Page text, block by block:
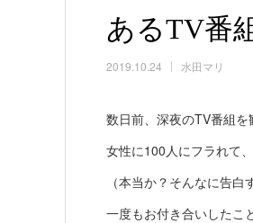
あるTV番
2019.10.24 水田マリ
数日前、深夜のTV番組を
女性に100人にフラれて、
（本当か？そんなに告
一度もお付き合いしたこ